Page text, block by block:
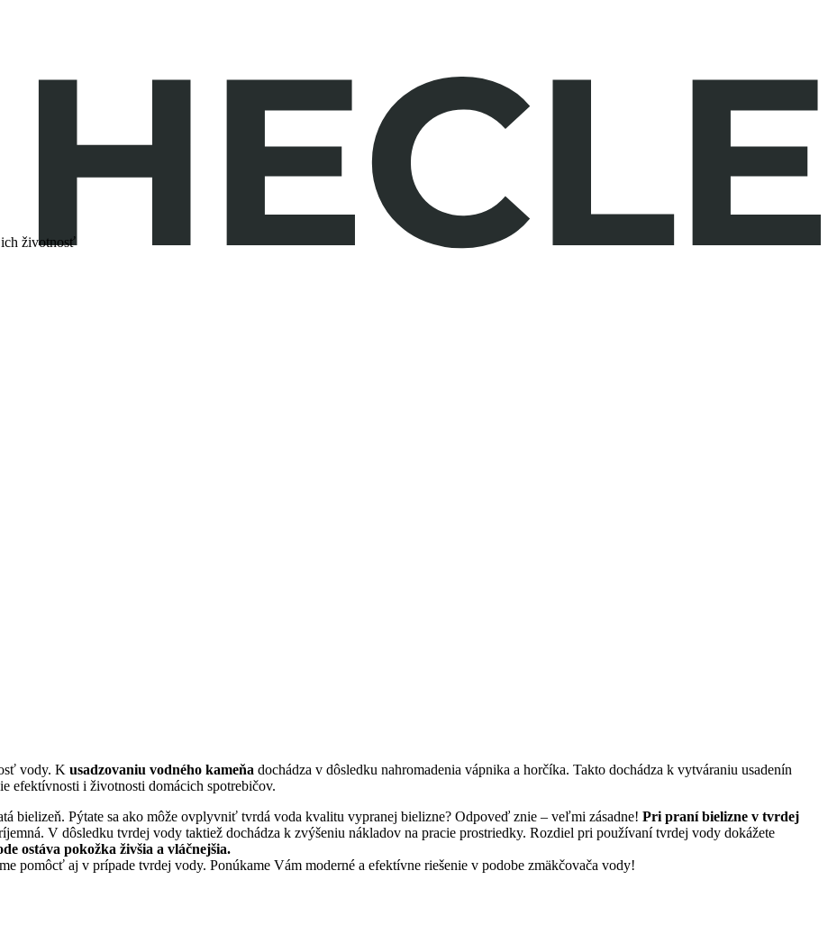
ich životnosť
vody. K usadzovaniu vodného kameňa dochádza v dôsledku nahromadenia vápnika a horčíka. Takto dochádza k vytváraniu usadenín
efektívnosti i životnosti domácich spotrebičov.
bielizeň. Pýtate sa ako môže ovplyvniť tvrdá voda kvalitu vypranej bielizne? Odpoveď znie – veľmi zásadne! Pri praní bielizne v tvrdej
V dôsledku tvrdej vody taktiež dochádza k zvýšeniu nákladov na pracie prostriedky. Rozdiel pri používaní tvrdej vody dokážete
ostáva pokožka živšia a vláčnejšia.
pomôcť aj v prípade tvrdej vody. Ponúkame Vám moderné a efektívne riešenie v podobe zmäkčovača vody!